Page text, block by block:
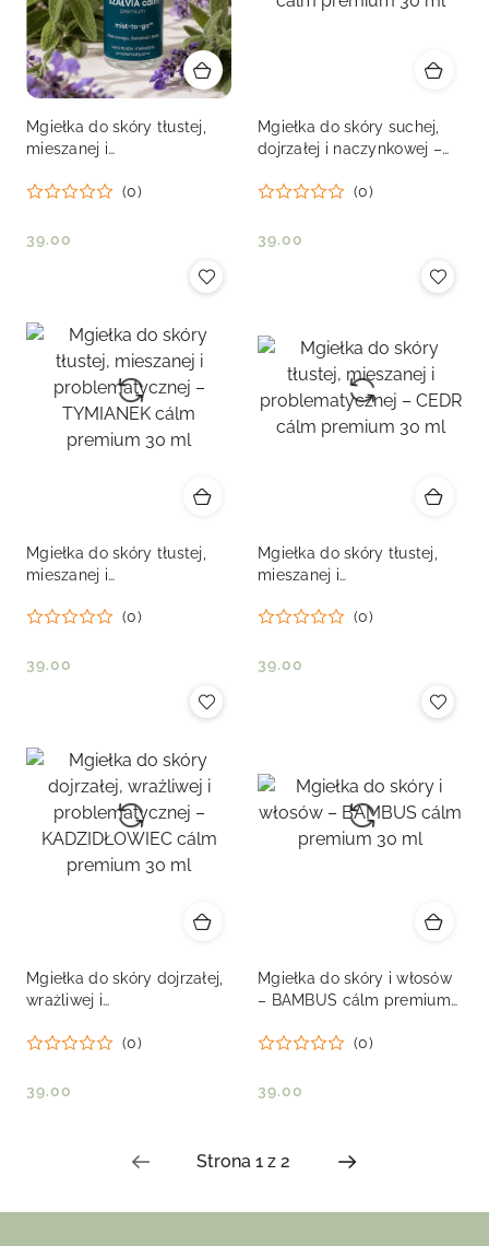
Mgiełka do skóry tłustej,
mieszanej i
SZAŁVIA cálm premium 30
(0)
Cena:
39.00
Mgiełka do skóry suchej,
dojrzałej i naczynkowej –
(0)
Cena:
39.00
Mgiełka do skóry tłustej,
mieszanej i
TYMIANEK cálm premium
(0)
Cena:
39.00
Mgiełka do skóry tłustej,
mieszanej i
cálm premium 30 ml
(0)
Cena:
39.00
Mgiełka do skóry dojrzałej,
wrażliwej i
KADZIDŁOWIEC cálm
(0)
Cena:
39.00
Mgiełka do skóry i włosów
– BAMBUS cálm premium
(0)
Cena:
39.00